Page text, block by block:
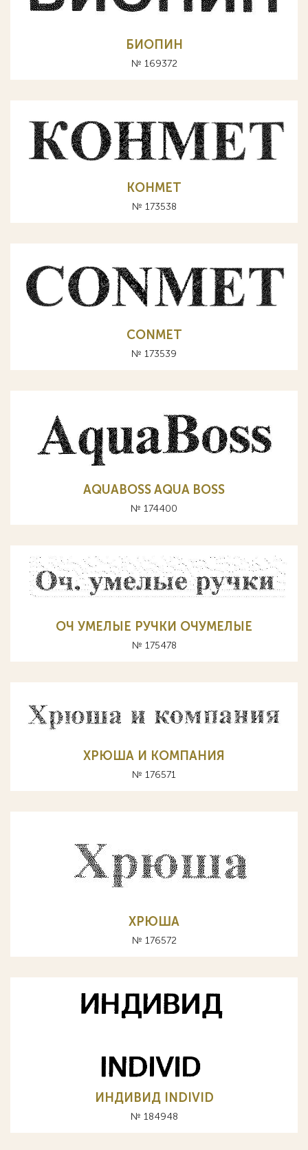
БИОПИН
№ 169372
КОНМЕТ
№ 173538
CONMET
№ 173539
AQUABOSS AQUA BOSS
№ 174400
ОЧ УМЕЛЫЕ РУЧКИ ОЧУМЕЛЫЕ
№ 175478
ХРЮША И КОМПАНИЯ
№ 176571
ХРЮША
№ 176572
ИНДИВИД INDIVID
№ 184948